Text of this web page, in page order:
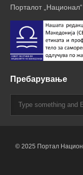
Порталот
Пребарување
© 2025 Портал